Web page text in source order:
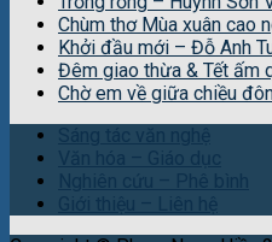
Chùm thơ Mùa xuân cao
Khởi đầu mới – Đỗ Anh
Đêm giao thừa & Tết ấm
Chờ em về giữa chiều